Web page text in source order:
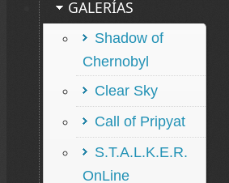
GALERÍAS
Shadow of
Chernobyl
Clear Sky
Call of Pripyat
S.T.A.L.K.E.R.
OnLine